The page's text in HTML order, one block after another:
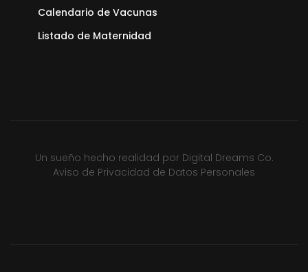
Calendario de Vacunas
Listado de Maternidad
Un sueño hecho realidad por Digital Dreams Co.
Aviso de Privacidad de Datos Personales